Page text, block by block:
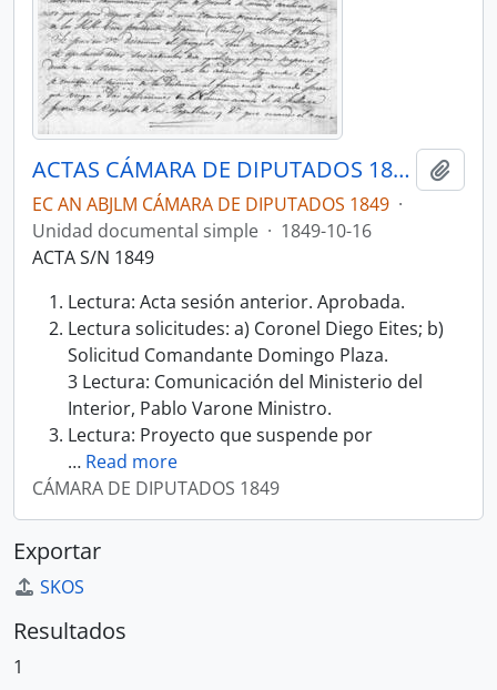
ACTAS CÁMARA DE DIPUTADOS 1849
EC AN ABJLM CÁMARA DE DIPUTADOS 1849 ·
Unidad documental simple · 1849-10-16
ACTA S/N 1849
Lectura: Acta sesión anterior. Aprobada.
Lectura solicitudes: a) Coronel Diego Eites; b)
Solicitud Comandante Domingo Plaza.
3 Lectura: Comunicación del Ministerio del
Interior, Pablo Varone Ministro.
Lectura: Proyecto que suspende por
… Read more
CÁMARA DE DIPUTADOS 1849
Exportar
SKOS
Resultados
1